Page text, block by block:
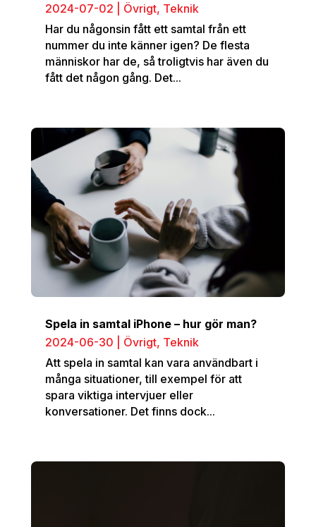
2024-07-02
Övrigt, Teknik
Har du någonsin fått ett samtal från ett
nummer du inte känner igen? De flesta
människor har de, så troligtvis har även du
fått det någon gång. Det...
Spela in samtal iPhone – hur gör man?
2024-06-30
Övrigt, Teknik
Att spela in samtal kan vara användbart i
många situationer, till exempel för att
spara viktiga intervjuer eller
konversationer. Det finns dock...